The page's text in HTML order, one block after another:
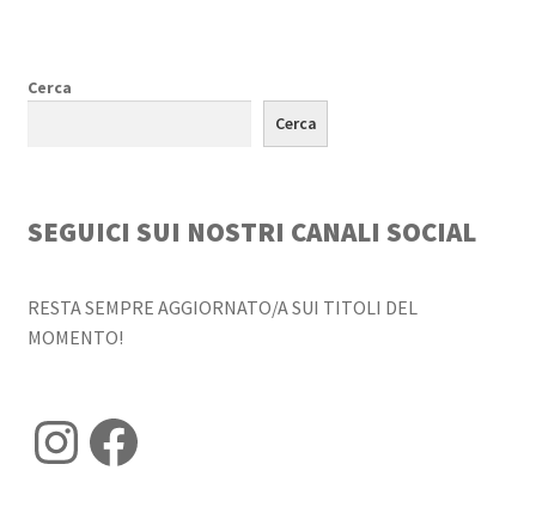
Cerca
Cerca
SEGUICI SUI NOSTRI CANALI SOCIAL
RESTA SEMPRE AGGIORNATO/A SUI TITOLI DEL
MOMENTO!
Instagram
Facebook